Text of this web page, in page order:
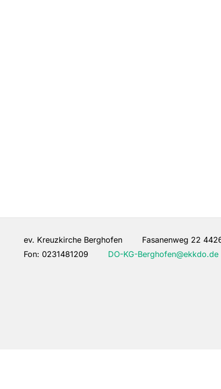
ev. Kreuzkirche Berghofen Fasanenweg 22
Fon: 0231481209 DO-KG-Berghofen@ekkdo.de